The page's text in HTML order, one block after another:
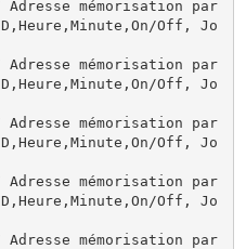
Adresse mémorisation par
Off, Jo
Adresse mémorisation par
Off, Jo
Adresse mémorisation par
Off, Jo
Adresse mémorisation par
Off, Jo
Adresse mémorisation par